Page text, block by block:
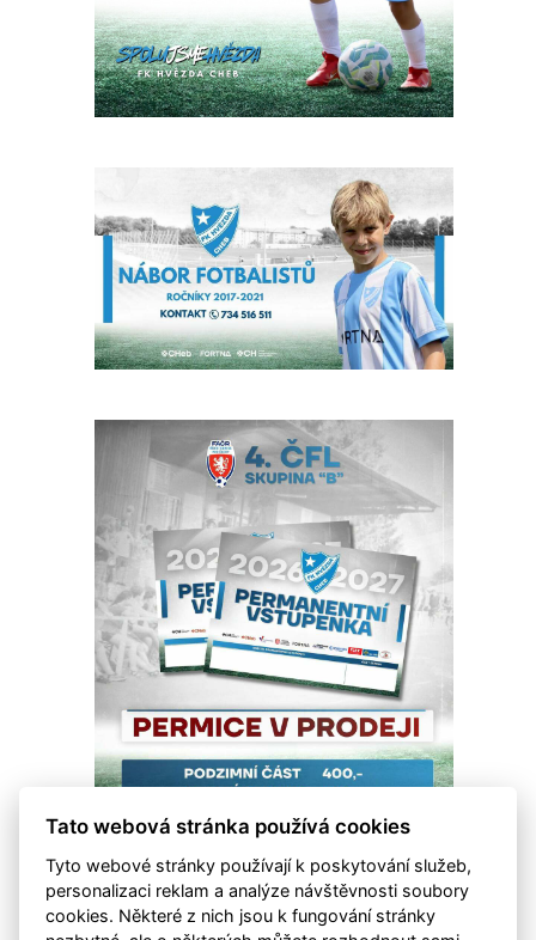
Tato webová stránka používá cookies
Tyto webové stránky používají k poskytování služeb,
personalizaci reklam a analýze návštěvnosti soubory
cookies. Některé z nich jsou k fungování stránky